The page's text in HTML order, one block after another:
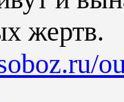
жертв.